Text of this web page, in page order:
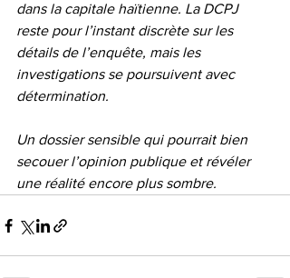
dans la capitale haïtienne. La DCPJ
reste pour l’instant discrète sur les
détails de l’enquête, mais les
investigations se poursuivent avec
détermination.
Un dossier sensible qui pourrait bien
secouer l’opinion publique et révéler
une réalité encore plus sombre.